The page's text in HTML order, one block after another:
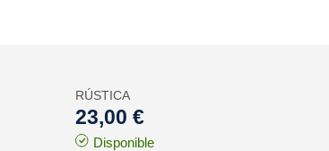
RÚSTICA
23,00 €
Disponible